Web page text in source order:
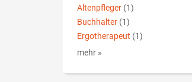
Altenpfleger (1)
Buchhalter (1)
Ergotherapeut (1)
mehr »